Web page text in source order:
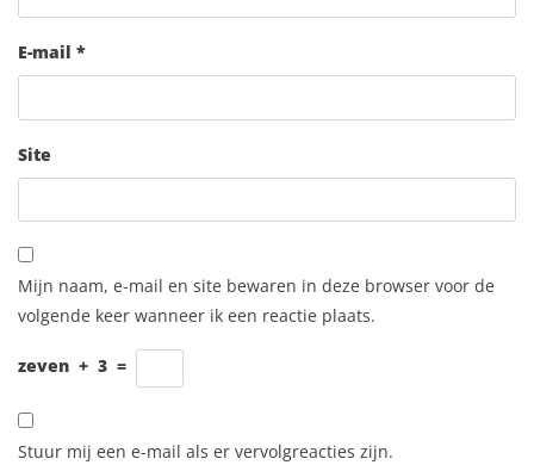
E-mail *
Site
Mijn naam, e-mail en site bewaren in deze browser voor de
volgende keer wanneer ik een reactie plaats.
zeven + 3 =
Stuur mij een e-mail als er vervolgreacties zijn.